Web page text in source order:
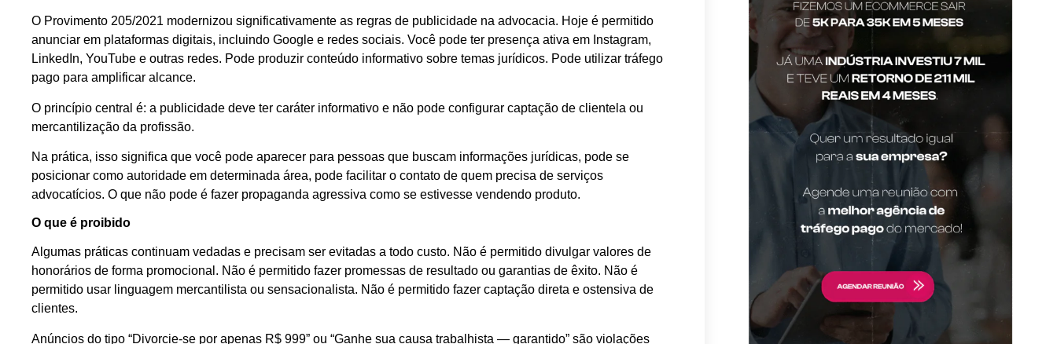
O Provimento 205/2021 modernizou significativamente as regras de publicidade na advocacia. Hoje é permitido
anunciar em plataformas digitais, incluindo Google e redes sociais. Você pode ter presença ativa em Instagram,
LinkedIn, YouTube e outras redes. Pode produzir conteúdo informativo sobre temas jurídicos. Pode utilizar tráfego
pago para amplificar alcance.
O princípio central é: a publicidade deve ter caráter informativo e não pode configurar captação de clientela ou
mercantilização da profissão.
Na prática, isso significa que você pode aparecer para pessoas que buscam informações jurídicas, pode se
posicionar como autoridade em determinada área, pode facilitar o contato de quem precisa de serviços
advocatícios. O que não pode é fazer propaganda agressiva como se estivesse vendendo produto.
O que é proibido
Algumas práticas continuam vedadas e precisam ser evitadas a todo custo. Não é permitido divulgar valores de
honorários de forma promocional. Não é permitido fazer promessas de resultado ou garantias de êxito. Não é
permitido usar linguagem mercantilista ou sensacionalista. Não é permitido fazer captação direta e ostensiva de
clientes.
Anúncios do tipo “Divorcie-se por apenas R$ 999” ou “Ganhe sua causa trabalhista — garantido” são violações